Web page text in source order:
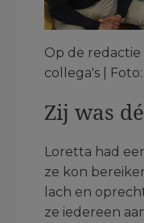
Op de
collega's |
Zij was
Loretta had
ze kon
lach en
ze iedereen